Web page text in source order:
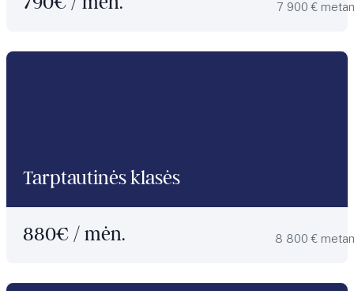
7 900 €
Tarptautinės klasės
880€ / mėn. 8 800 €